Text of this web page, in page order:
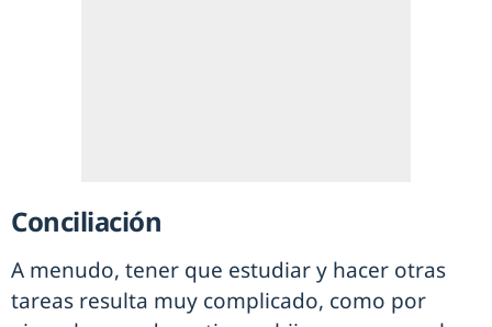
Conciliación
A menudo, tener que estudiar y hacer otras
tareas resulta muy complicado, como por